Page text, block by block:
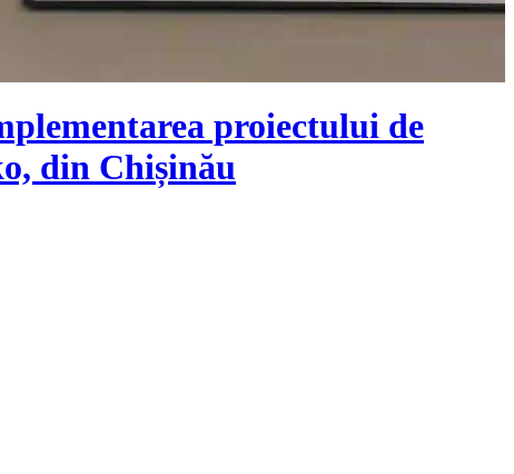
proiectului de
din Chișinău